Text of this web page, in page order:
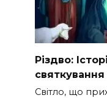
Різдво:
святкування
Світло, що